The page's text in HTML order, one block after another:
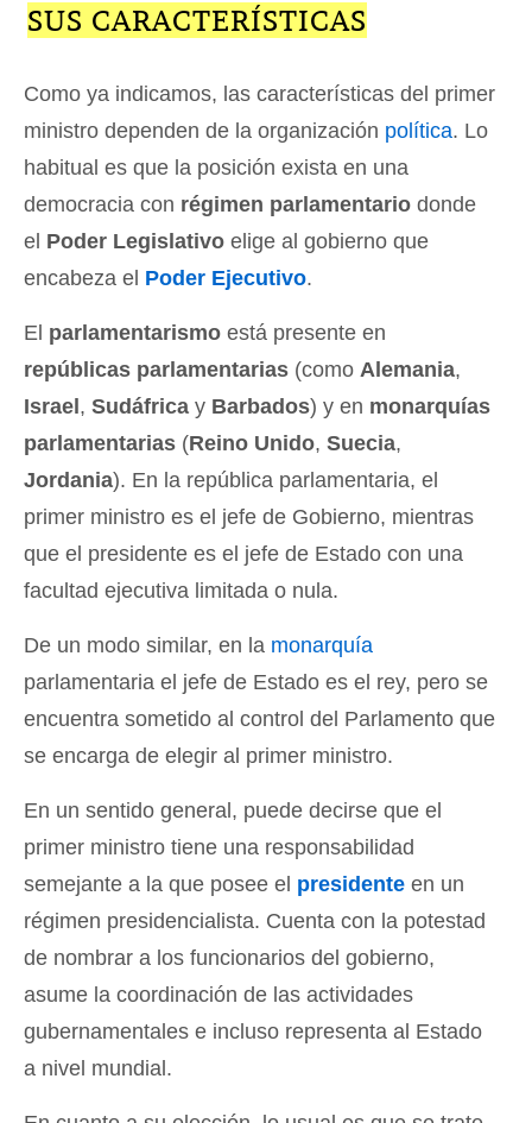
SUS CARACTERÍSTICAS
Como ya indicamos, las características del primer
ministro dependen de la organización política. Lo
habitual es que la posición exista en una
democracia con régimen parlamentario donde
el Poder Legislativo elige al gobierno que
encabeza el Poder Ejecutivo.
El parlamentarismo está presente en
repúblicas parlamentarias (como Alemania,
Israel, Sudáfrica y Barbados) y en monarquías
parlamentarias (Reino Unido, Suecia,
Jordania). En la república parlamentaria, el
primer ministro es el jefe de Gobierno, mientras
que el presidente es el jefe de Estado con una
facultad ejecutiva limitada o nula.
De un modo similar, en la monarquía
parlamentaria el jefe de Estado es el rey, pero se
encuentra sometido al control del Parlamento que
se encarga de elegir al primer ministro.
En un sentido general, puede decirse que el
primer ministro tiene una responsabilidad
semejante a la que posee el presidente en un
régimen presidencialista. Cuenta con la potestad
de nombrar a los funcionarios del gobierno,
asume la coordinación de las actividades
gubernamentales e incluso representa al Estado
a nivel mundial.